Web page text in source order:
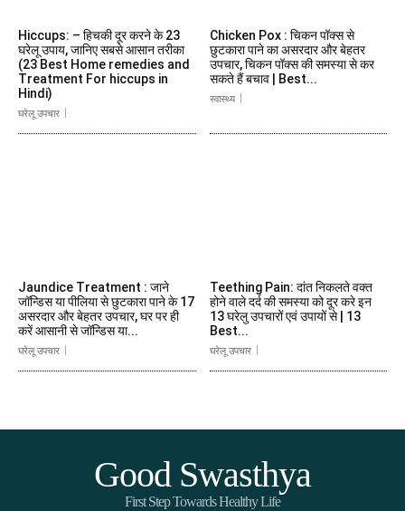
Hiccups: – हिचकी दूर करने के 23
घरेलू उपाय, जानिए सबसे आसान तरीका
(23 Best Home remedies and
Treatment For hiccups in
Hindi)
घरेलू उपचार
Chicken Pox : चिकन पॉक्स से
छुटकारा पाने का असरदार और बेहतर
उपचार, चिकन पॉक्स की समस्या से कर
सकते हैं बचाव | Best...
स्वास्थ्य
Jaundice Treatment : जाने
जॉन्डिस या पीलिया से छुटकारा पाने के 17
असरदार और बेहतर उपचार, घर पर ही
करें आसानी से जॉन्डिस या...
घरेलू उपचार
Teething Pain: दांत निकलते वक्त
होने वाले दर्द की समस्या को दूर करे इन
13 घरेलु उपचारों एवं उपायों से | 13
Best...
घरेलू उपचार
Good Swasthya
First Step Towards Healthy Life